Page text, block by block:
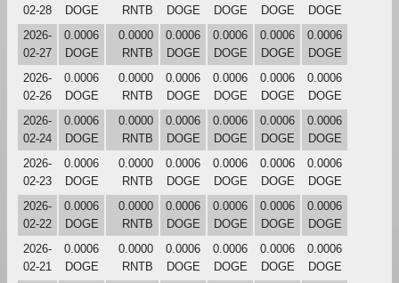
02-28
DOGE
RNTB
DOGE
DOGE
DOGE
DOGE
2026-
02-27
0.0006
DOGE
0.0000
RNTB
0.0006
DOGE
0.0006
DOGE
0.0006
DOGE
0.0006
DOGE
2026-
02-26
0.0006
DOGE
0.0000
RNTB
0.0006
DOGE
0.0006
DOGE
0.0006
DOGE
0.0006
DOGE
2026-
02-24
0.0006
DOGE
0.0000
RNTB
0.0006
DOGE
0.0006
DOGE
0.0006
DOGE
0.0006
DOGE
2026-
02-23
0.0006
DOGE
0.0000
RNTB
0.0006
DOGE
0.0006
DOGE
0.0006
DOGE
0.0006
DOGE
2026-
02-22
0.0006
DOGE
0.0000
RNTB
0.0006
DOGE
0.0006
DOGE
0.0006
DOGE
0.0006
DOGE
2026-
02-21
0.0006
DOGE
0.0000
RNTB
0.0006
DOGE
0.0006
DOGE
0.0006
DOGE
0.0006
DOGE